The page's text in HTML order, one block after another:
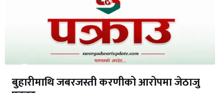
बुहारीमाथि जबरजस्ती करणीको आरोपमा जेठाजु